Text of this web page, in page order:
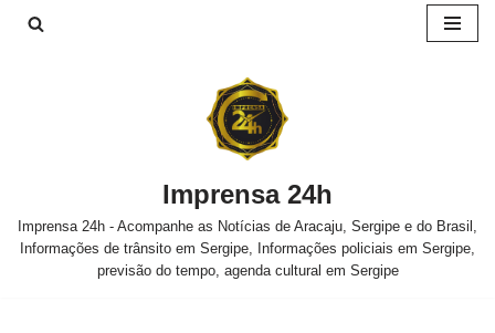
Imprensa 24h
Imprensa 24h - Acompanhe as Notícias de Aracaju, Sergipe e do Brasil,
Informações de trânsito em Sergipe, Informações policiais em Sergipe,
previsão do tempo, agenda cultural em Sergipe